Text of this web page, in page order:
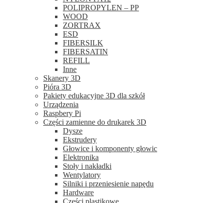
POLIPROPYLEN – PP
WOOD
ZORTRAX
ESD
FIBERSILK
FIBERSATIN
REFILL
Inne
Skanery 3D
Pióra 3D
Pakiety edukacyjne 3D dla szkół
Urządzenia
Raspbery Pi
Części zamienne do drukarek 3D
Dysze
Ekstrudery
Głowice i komponenty głowic
Elektronika
Stoły i nakładki
Wentylatory
Silniki i przeniesienie napędu
Hardware
Części plastikowe